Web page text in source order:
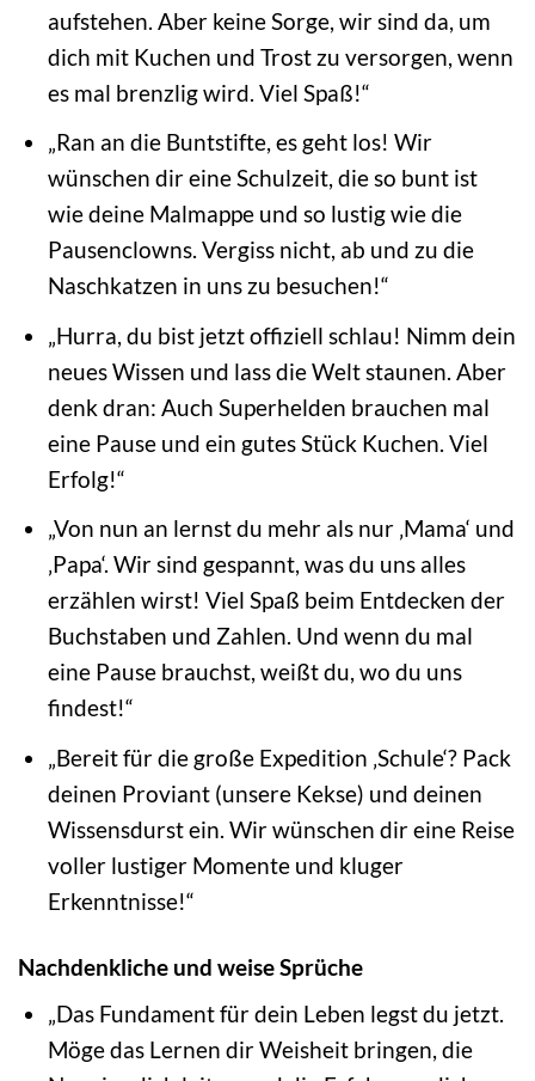
aufstehen. Aber keine Sorge, wir sind da, um
dich mit Kuchen und Trost zu versorgen, wenn
es mal brenzlig wird. Viel Spaß!“
„Ran an die Buntstifte, es geht los! Wir
wünschen dir eine Schulzeit, die so bunt ist
wie deine Malmappe und so lustig wie die
Pausenclowns. Vergiss nicht, ab und zu die
Naschkatzen in uns zu besuchen!“
„Hurra, du bist jetzt offiziell schlau! Nimm dein
neues Wissen und lass die Welt staunen. Aber
denk dran: Auch Superhelden brauchen mal
eine Pause und ein gutes Stück Kuchen. Viel
Erfolg!“
„Von nun an lernst du mehr als nur ‚Mama‘ und
‚Papa‘. Wir sind gespannt, was du uns alles
erzählen wirst! Viel Spaß beim Entdecken der
Buchstaben und Zahlen. Und wenn du mal
eine Pause brauchst, weißt du, wo du uns
findest!“
„Bereit für die große Expedition ‚Schule‘? Pack
deinen Proviant (unsere Kekse) und deinen
Wissensdurst ein. Wir wünschen dir eine Reise
voller lustiger Momente und kluger
Erkenntnisse!“
Nachdenkliche und weise Sprüche
„Das Fundament für dein Leben legst du jetzt.
Möge das Lernen dir Weisheit bringen, die